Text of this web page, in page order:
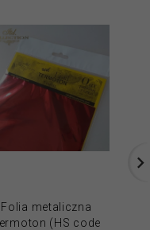
Folia metaliczna
(HS code